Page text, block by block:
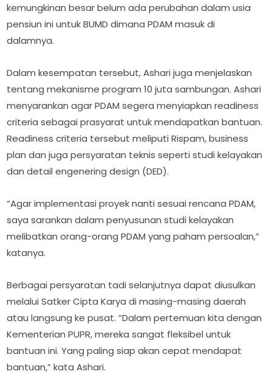
kemungkinan besar belum ada perubahan dalam usia
pensiun ini untuk BUMD dimana PDAM masuk di
dalamnya.
Dalam kesempatan tersebut, Ashari juga menjelaskan
tentang mekanisme program 10 juta sambungan. Ashari
menyarankan agar PDAM segera menyiapkan readiness
criteria sebagai prasyarat untuk mendapatkan bantuan.
Readiness criteria tersebut meliputi Rispam, business
plan dan juga persyaratan teknis seperti studi kelayakan
dan detail engenering design (DED).
“Agar implementasi proyek nanti sesuai rencana PDAM,
saya sarankan dalam penyusunan studi kelayakan
melibatkan orang-orang PDAM yang paham persoalan,”
katanya.
Berbagai persyaratan tadi selanjutnya dapat diusulkan
melalui Satker Cipta Karya di masing-masing daerah
atau langsung ke pusat. “Dalam pertemuan kita dengan
Kementerian PUPR, mereka sangat fleksibel untuk
bantuan ini. Yang paling siap akan cepat mendapat
bantuan,” kata Ashari.